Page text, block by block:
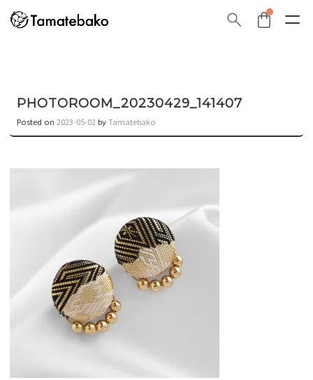
PHOTOROOM_20230429_141407
Posted on 2023-05-02 byTamatebako